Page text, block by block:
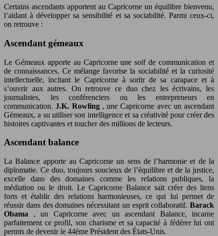
Certains ascendants apportent au Capricorne un équilibre bienvenu,
l’aidant à développer sa sensibilité et sa sociabilité. Parmi ceux-ci,
on retrouve :
Ascendant gémeaux
Le Gémeaux apporte au Capricorne une soif de communication et
de connaissances. Ce mélange favorise la sociabilité et la curiosité
intellectuelle, incitant le Capricorne à sortir de sa carapace et à
s’ouvrir aux autres. On retrouve ce duo chez les écrivains, les
journalistes, les conférenciers ou les entrepreneurs en
communication.J.K. Rowling , une Capricorne avec un ascendant
Gémeaux, a su utiliser son intelligence et sa créativité pour créer des
histoires captivantes et toucher des millions de lecteurs.
Ascendant balance
La Balance apporte au Capricorne un sens de l’harmonie et de la
diplomatie. Ce duo, toujours soucieux de l’équilibre et de la justice,
excelle dans des domaines comme les relations publiques, la
médiation ou le droit. Le Capricorne Balance sait créer des liens
forts et établir des relations harmonieuses, ce qui lui permet de
réussir dans des domaines nécessitant un esprit collaboratif. Barack
Obama , un Capricorne avec un ascendant Balance, incarne
parfaitement ce profil, son charisme et sa capacité à fédérer lui ont
permis de devenir le 44ème Président des États-Unis.